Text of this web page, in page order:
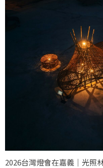
2026台灣燈會在嘉義｜光照